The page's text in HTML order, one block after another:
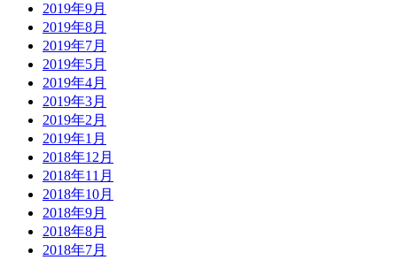
2019年9月
2019年8月
2019年7月
2019年5月
2019年4月
2019年3月
2019年2月
2019年1月
2018年12月
2018年11月
2018年10月
2018年9月
2018年8月
2018年7月